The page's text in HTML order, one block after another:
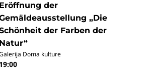
Eröffnung der
„Die
der Farben der
Natur“
Doma kulture
19:00